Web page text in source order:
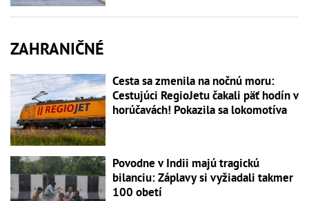
ZAHRANIČNÉ
Cesta sa zmenila na nočnú moru:
Cestujúci RegioJetu čakali päť hodín v
horúčavách! Pokazila sa lokomotíva
Povodne v Indii majú tragickú
bilanciu: Záplavy si vyžiadali takmer
100 obetí